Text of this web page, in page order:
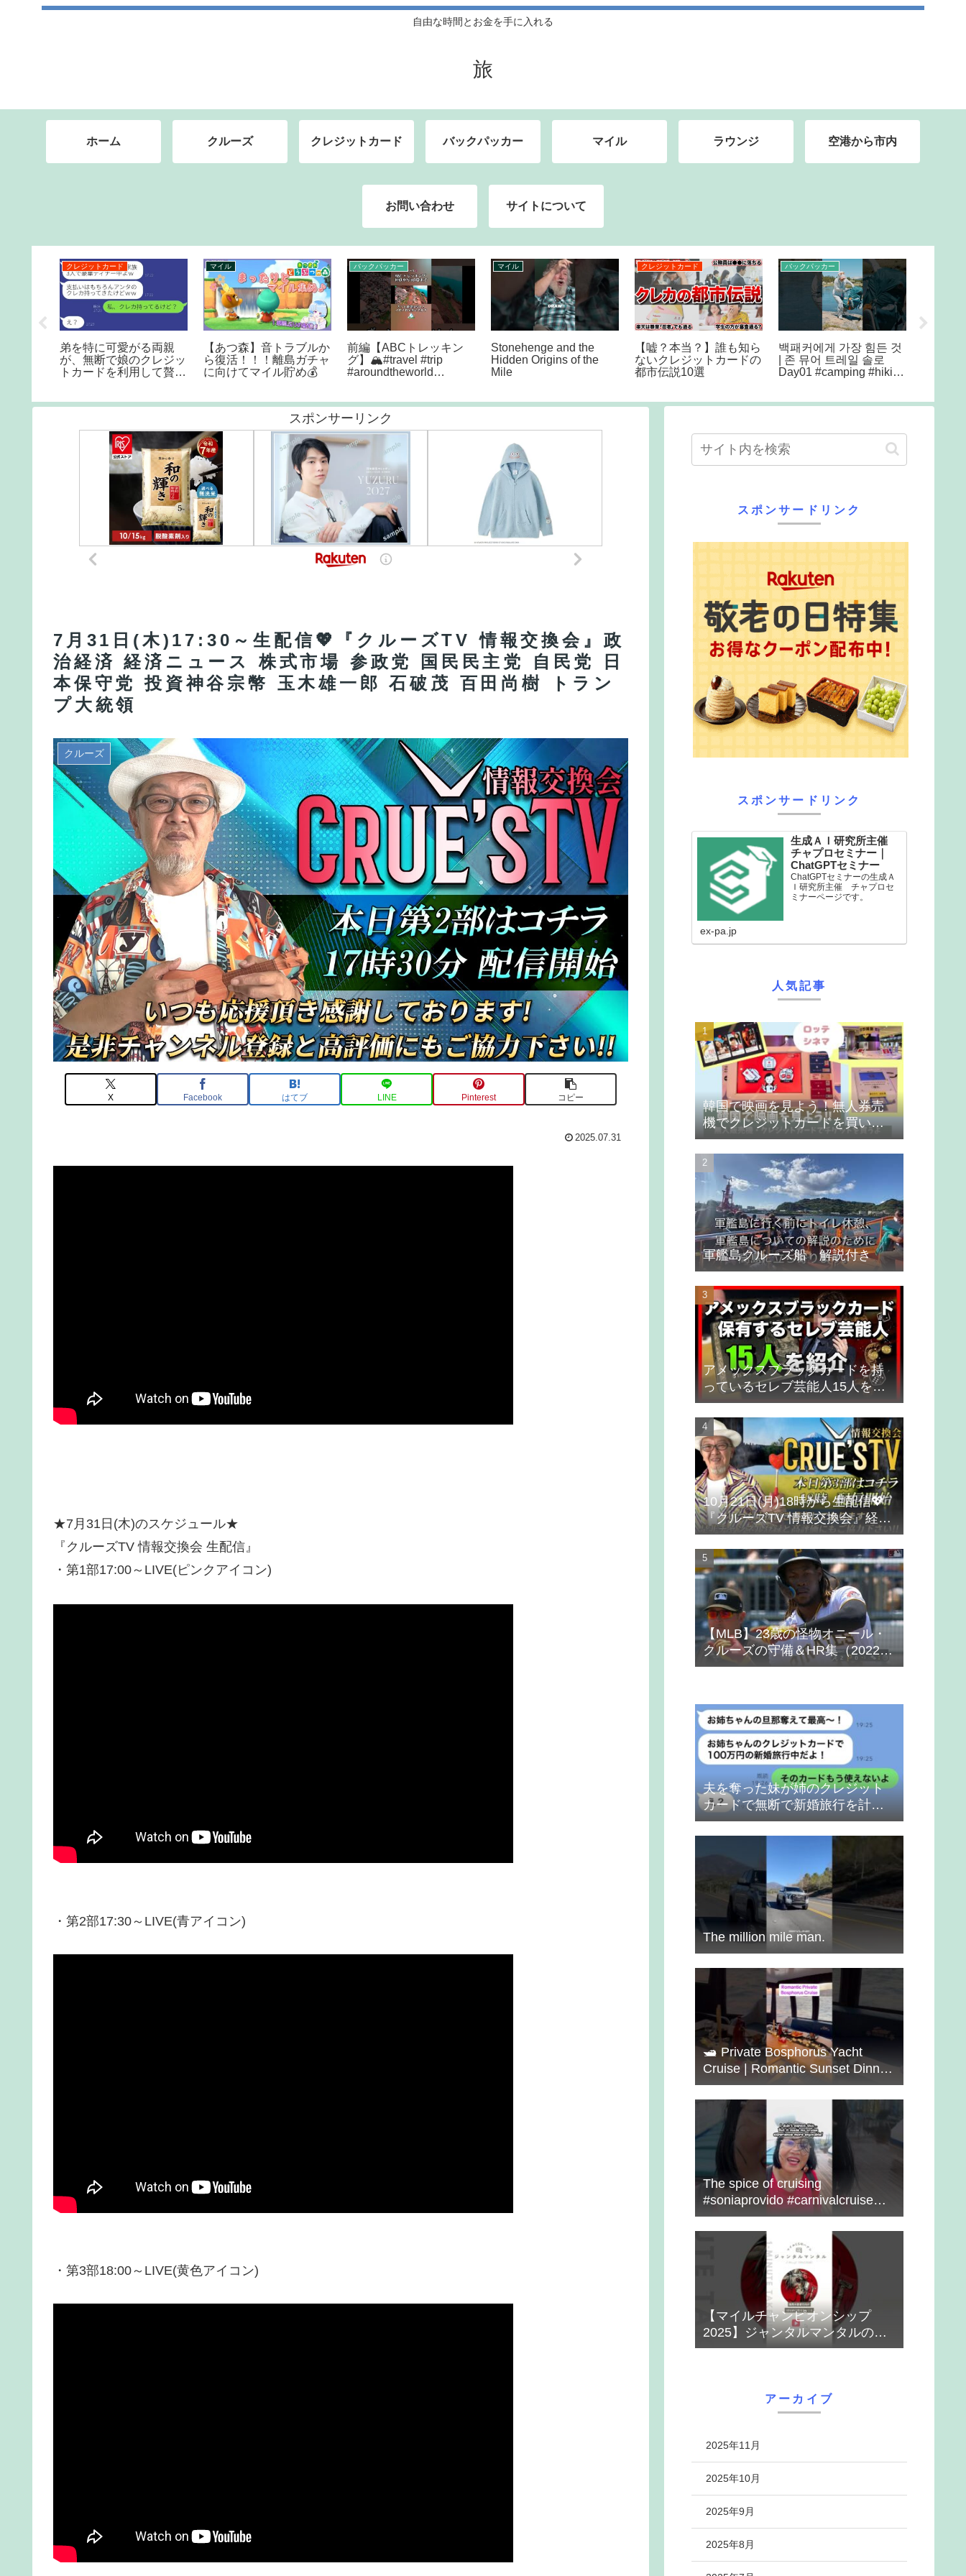
自由な時間とお金を手に入れる
旅
ホーム クルーズ クレジットカード バックパッカー マイル ラウンジ 空港から市内
お問い合わせ サイトについて
クレジットカード
弟を特に可愛がる両親
が、無断で娘のクレジッ
トカードを利用して贅沢
〇〇と変更した結果…ｗ
マイル
【あつ森】音トラブルか
ら復活！！！離島ガチャ
に向けてマイル貯め💰
バックパッカー
前編【ABCトレッキン
グ】🏔#travel #trip
#aroundtheworld
#abctrek #annapurna
マイル
Stonehenge and the
Hidden Origins of the
Mile
クレジットカード
【嘘？本当？】誰も知ら
ないクレジットカードの
都市伝説10選
バックパッカー
백패커에게 가장 힘든 것
| 존 뮤어 트레일 솔로
Day01 #camping #hiking
スポンサーリンク
7月31日(木)17:30～生配信💖『クルーズTV 情報交換会』政
治経済 経済ニュース 株式市場 参政党 国民民主党 自民党 日
本保守党 投資神谷宗幣 玉木雄一郎 石破茂 百田尚樹 トラン
プ大統領
クルーズ
X Facebook はてブ LINE Pinterest コピー
2025.07.31
★7月31日(木)のスケジュール★
『クルーズTV 情報交換会 生配信』
・第1部17:00～LIVE(ピンクアイコン)
・第2部17:30～LIVE(青アイコン)
・第3部18:00～LIVE(黄色アイコン)
スポンサードリンク
スポンサードリンク
生成ＡＩ研究所主催
チャプロセミナー｜
ChatGPTセミナー
ChatGPTセミナーの生成Ａ
Ｉ研究所主催 チャプロセ
ミナーページです。
ex-pa.jp
人気記事
韓国で映画を見よう！無人券売
機でクレジットカードを買いま
す
軍艦島クルーズ船 解説付き
アメックスブラックカードを持
っているセレブ芸能人15人を紹
介
10月21日(月)18時から生配信💖
『クルーズTV 情報交換会』経済
ニュース 投資 株式市場 新NISA
投資信託 仮想通貨 ビットコイン
不動産投資 為替 ベトナムドン イ
ラクディナール
【MLB】23歳の怪物オニール・
クルーズの守備＆HR集（2022
年）
夫を奪った妹が姉のクレジット
カードで無断で新婚旅行を計画
→得意げな妹に「カードは解約
したから」と伝えた時の反応
が…ｗ
The million mile man.
🛥️ Private Bosphorus Yacht
Cruise | Romantic Sunset Dinner
on the Water 🇹🇷✨
The spice of cruising
#soniaprovido #carnivalcruise
#choosefun #adventure #cruise
#fun
【マイルチャンピオンシップ
2025】ジャンタルマンタルのハ
ナシ【1-MINUTE】#競馬
アーカイブ
2025年11月
2025年10月
2025年9月
2025年8月